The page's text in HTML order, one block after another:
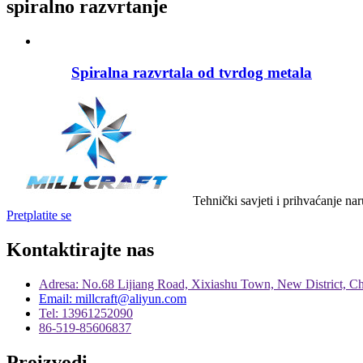
spiralno razvrtanje
Spiralna razvrtala od tvrdog metala
Tehnički savjeti i prihvaćanje
Pretplatite se
Kontaktirajte nas
Adresa: No.68 Lijiang Road, Xixiashu Town, New District,
Email: millcraft@aliyun.com
Tel: 13961252090
86-519-85606837